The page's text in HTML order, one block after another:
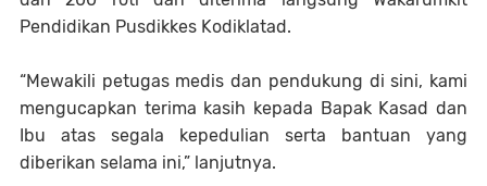
Pendidikan Pusdikkes Kodiklatad.
“Mewakili petugas medis dan pendukung di sini, kami
mengucapkan terima kasih kepada Bapak Kasad dan
Ibu atas segala kepedulian serta bantuan yang
diberikan selama ini,” lanjutnya.